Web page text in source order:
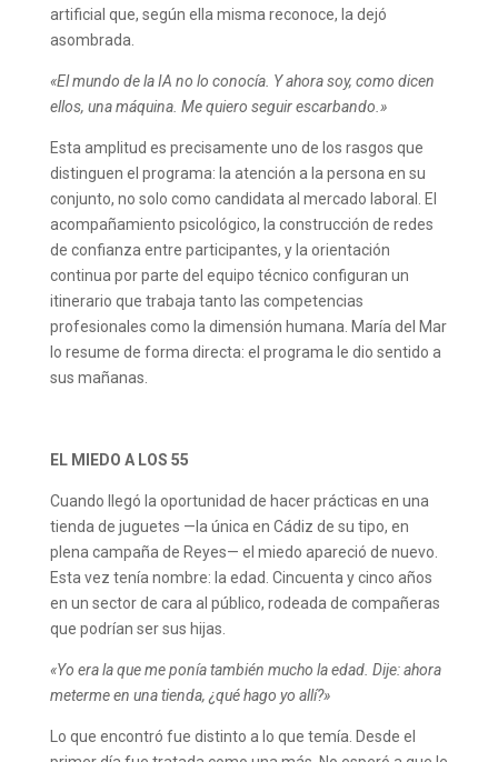
artificial que, según ella misma reconoce, la dejó
asombrada.
«El mundo de la IA no lo conocía. Y ahora soy, como dicen
ellos, una máquina. Me quiero seguir escarbando.»
Esta amplitud es precisamente uno de los rasgos que
distinguen el programa: la atención a la persona en su
conjunto, no solo como candidata al mercado laboral. El
acompañamiento psicológico, la construcción de redes
de confianza entre participantes, y la orientación
continua por parte del equipo técnico configuran un
itinerario que trabaja tanto las competencias
profesionales como la dimensión humana. María del Mar
lo resume de forma directa: el programa le dio sentido a
sus mañanas.
EL MIEDO A LOS 55
Cuando llegó la oportunidad de hacer prácticas en una
tienda de juguetes —la única en Cádiz de su tipo, en
plena campaña de Reyes— el miedo apareció de nuevo.
Esta vez tenía nombre: la edad. Cincuenta y cinco años
en un sector de cara al público, rodeada de compañeras
que podrían ser sus hijas.
«Yo era la que me ponía también mucho la edad. Dije: ahora
meterme en una tienda, ¿qué hago yo allí?»
Lo que encontró fue distinto a lo que temía. Desde el